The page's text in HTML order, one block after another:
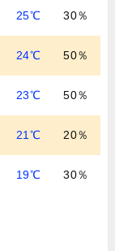
25℃ 30％
24℃ 50％
23℃ 50％
21℃ 20％
19℃ 30％